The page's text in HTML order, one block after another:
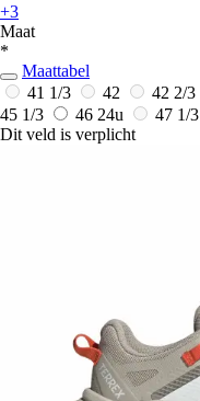
+3
Maat
*
Maattabel
41 1/3
42 42 2/3
45 1/3
46 24u 47 1/3
Dit veld is verplicht